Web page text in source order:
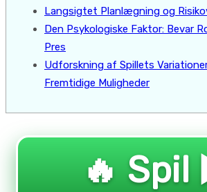
Langsigtet Planlægning og
Den Psykologiske Faktor: Bevar
Pres
Udforskning af Spillets
Fremtidige Muligheder
🔥 Spil